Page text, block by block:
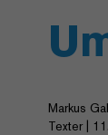
Markus
Texter |